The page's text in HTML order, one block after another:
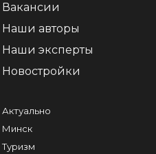
Вакансии
Наши авторы
Наши эксперты
Новостройки
Актуально
Минск
Туризм